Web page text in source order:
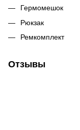
Гермомешок
Рюкзак
Ремкомплект
Отзывы